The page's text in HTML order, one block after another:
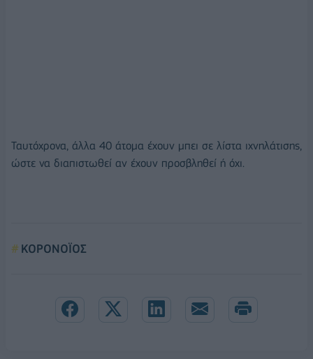
Ταυτόχρονα, άλλα 40 άτομα έχουν μπει σε λίστα ιχνηλάτισης,
ώστε να διαπιστωθεί αν έχουν προσβληθεί ή όχι.
ΚΟΡΟΝΟΪΟΣ